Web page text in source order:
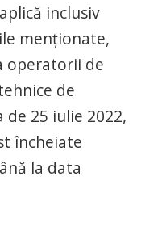
inclusiv
menţionate,
operatorii de
de
25 iulie 2022,
încheiate
la data